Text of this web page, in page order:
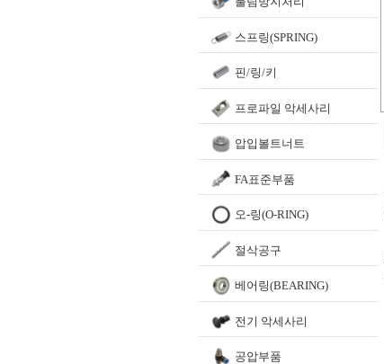
스프링(SPRING)
핀/링/키
프로파일 악세사리
압입볼트너트
FA표준부품
오-링(O-RING)
절삭공구
베어링(BEARING)
전기 악세사리
공압부품